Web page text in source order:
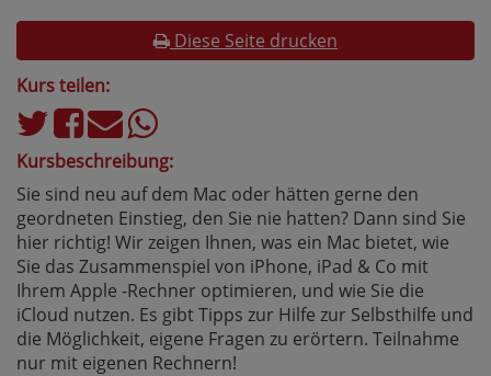
Diese Seite drucken
Kurs teilen:
Kursbeschreibung:
Sie sind neu auf dem Mac oder hätten gerne den
geordneten Einstieg, den Sie nie hatten? Dann sind Sie
hier richtig! Wir zeigen Ihnen, was ein Mac bietet, wie
Sie das Zusammenspiel von iPhone, iPad & Co mit
Ihrem Apple -Rechner optimieren, und wie Sie die
iCloud nutzen. Es gibt Tipps zur Hilfe zur Selbsthilfe und
die Möglichkeit, eigene Fragen zu erörtern. Teilnahme
nur mit eigenen Rechnern!